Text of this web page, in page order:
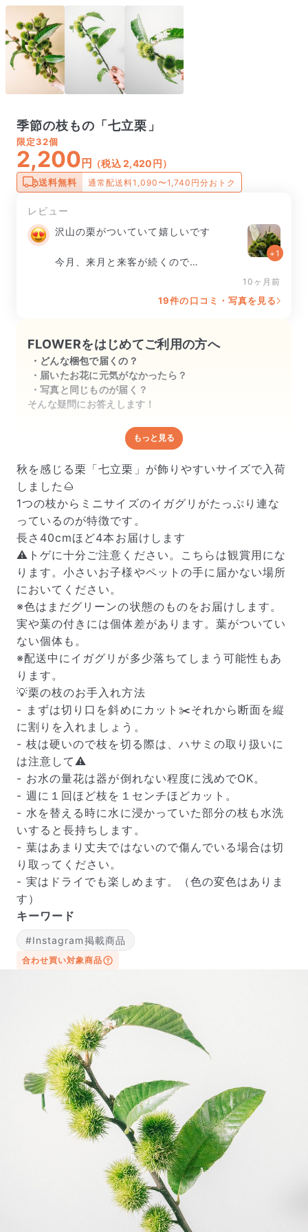
季節の枝もの「七立栗」
限定32個
2,200 円 （税込 2,420円）
送料無料 通常配送料1,090〜1,740円分おトク
レビュー
沢山の栗がついていて嬉しいです
今月、来月と来客が続くので
+1
10ヶ月前
19件の口コミ・写真を見る
FLOWERをはじめてご利用の方へ
どんな梱包で届くの？
届いたお花に元気がなかったら？
写真と同じものが届く？
そんな疑問にお答えします！
どんな梱包で届くの？
出荷前に水揚げ（花が水を吸いやすくなる処理）を施
し、専用ボックスに丁寧に梱包してお届けしています。
きゅっとまとめられて一見窮屈そうに見えますが、輸送
中の衝撃による折れや擦れを軽減する効果があります。
届いたお花に元気がなかったら？
もし届いたお花に「枯れている」「折れている」などの
不備があった場合は、些細なことでもお気軽にサポート
までご連絡ください。ご返金にて補償いたします。
写真と同じものが届く？
商品ページに掲載している写真は、実際にお届けする商
品を撮影したものです。お花は生き物なので、どうして
も色味やサイズ・咲き方に個体差はありますが、できる
だけ写真のイメージに近いものをお届けできるように人
の目でチェックをしています。
もっと見る
秋を感じる栗「七立栗」が飾りやすいサイズで入荷
しました🌰
1つの枝からミニサイズのイガグリがたっぷり連な
っているのが特徴です。
長さ40cmほど4本お届けします
⚠️トゲに十分ご注意ください。こちらは観賞用にな
ります。小さいお子様やペットの手に届かない場所
においてください。
※色はまだグリーンの状態のものをお届けします。
実や葉の付きには個体差があります。葉がついてい
ない個体も。
※配送中にイガグリが多少落ちてしまう可能性もあ
ります。
💡栗の枝のお手入れ方法
- まずは切り口を斜めにカット✂️それから断面を縦
に割りを入れましょう。
- 枝は硬いので枝を切る際は、ハサミの取り扱いに
は注意して⚠️
- お水の量花は器が倒れない程度に浅めでOK。
- 週に１回ほど枝を１センチほどカット。
- 水を替える時に水に浸かっていた部分の枝も水洗
いすると長持ちします。
- 葉はあまり丈夫ではないので傷んでいる場合は切
り取ってください。
- 実はドライでも楽しめます。（色の変色はありま
す）
キーワード
#Instagram掲載商品
合わせ買い対象商品